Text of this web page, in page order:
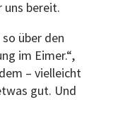
uns bereit.
über den
im Eimer.“,
– vielleicht
gut. Und